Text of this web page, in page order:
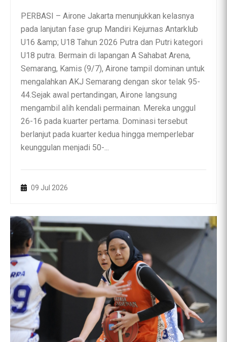
PERBASI – Airone Jakarta menunjukkan kelasnya
pada lanjutan fase grup Mandiri Kejurnas Antarklub
U16 &amp; U18 Tahun 2026 Putra dan Putri kategori
U18 putra. Bermain di lapangan A Sahabat Arena,
Semarang, Kamis (9/7), Airone tampil dominan untuk
mengalahkan AKJ Semarang dengan skor telak 95-
44.Sejak awal pertandingan, Airone langsung
mengambil alih kendali permainan. Mereka unggul
26-16 pada kuarter pertama. Dominasi tersebut
berlanjut pada kuarter kedua hingga memperlebar
keunggulan menjadi 50-...
09 Jul 2026